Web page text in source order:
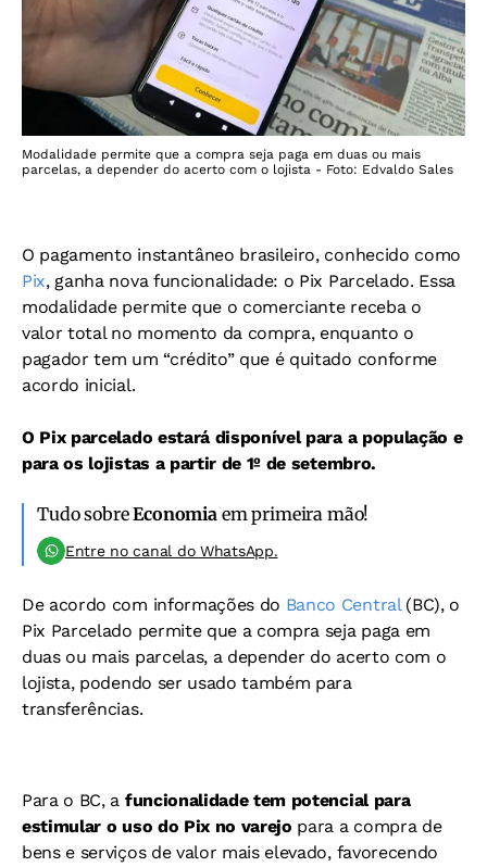
Modalidade permite que a compra seja paga em duas ou mais
parcelas, a depender do acerto com o lojista - Foto: Edvaldo Sales
O pagamento instantâneo brasileiro, conhecido como
Pix, ganha nova funcionalidade: o Pix Parcelado. Essa
modalidade permite que o comerciante receba o
valor total no momento da compra, enquanto o
pagador tem um “crédito” que é quitado conforme
acordo inicial.
O Pix parcelado estará disponível para a população e
para os lojistas a partir de 1º de setembro.
Tudo sobreEconomiaem primeira mão!
Entre no canal do WhatsApp.
De acordo com informações do Banco Central (BC), o
Pix Parcelado permite que a compra seja paga em
duas ou mais parcelas, a depender do acerto com o
lojista, podendo ser usado também para
transferências.
Para o BC, a funcionalidade tem potencial para
estimular o uso do Pix no varejo para a compra de
bens e serviços de valor mais elevado, favorecendo